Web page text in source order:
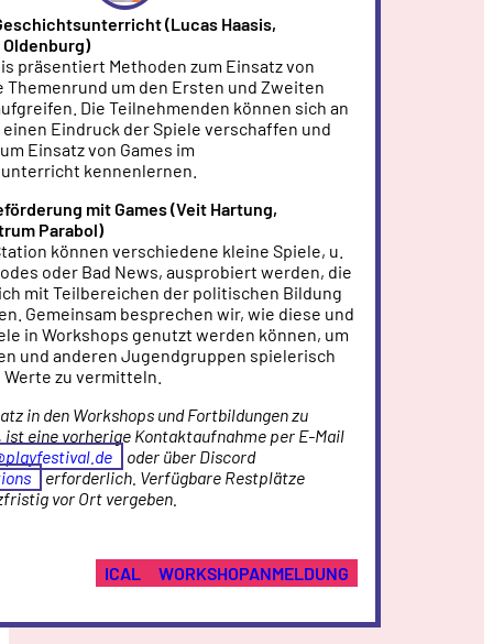
(Lucas Haasis,
präsentiert Methoden zum Einsatz von
Themenrund um den Ersten und Zweiten
Die Teilnehmenden können sich an
Eindruck der Spiele verschaffen und
Einsatz von Games im
kennenlernen.
mit Games (Veit Hartung,
Parabol)
können verschiedene kleine Spiele, u.
oder Bad News, ausprobiert werden, die
mit Teilbereichen der politischen Bildung
Gemeinsam besprechen wir, wie diese und
in Workshops genutzt werden können, um
und anderen Jugendgruppen spielerisch
zu vermitteln.
in den Workshops und Fortbildungen zu
ist eine vorherige Kontaktaufnahme per E-Mail
oder über Discord
erforderlich. Verfügbare Restplätze
vor Ort vergeben.
ICAL WORKSHOPANMELDUNG